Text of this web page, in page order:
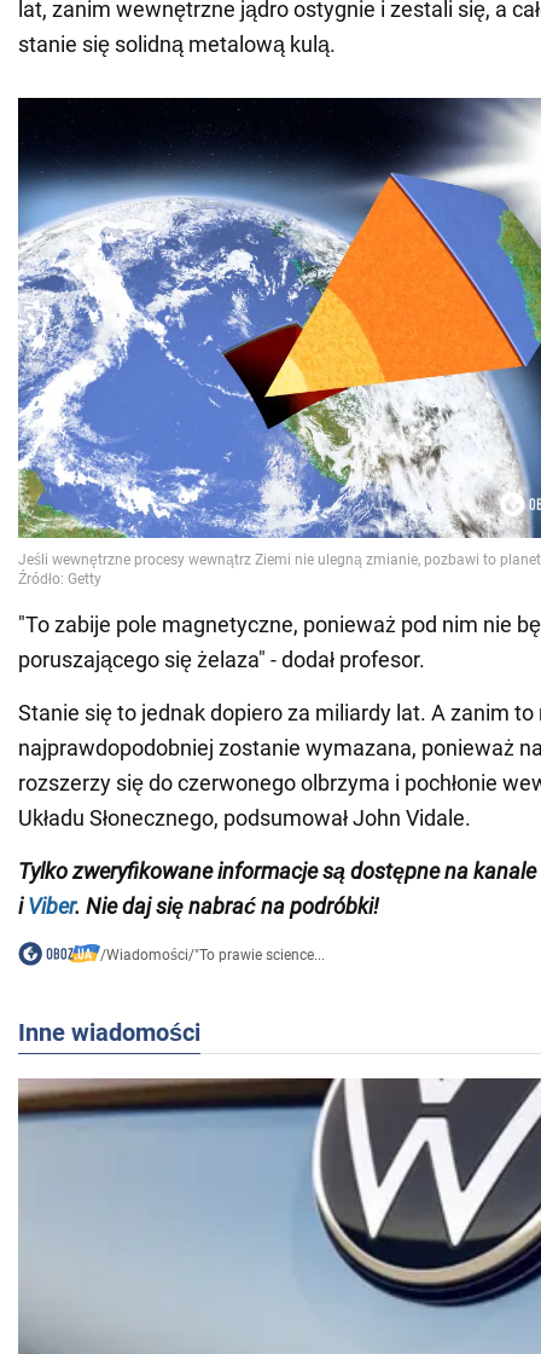
lat, zanim wewnętrzne jądro ostygnie i zestali się, a
stanie się solidną metalową kulą.
"To zabije pole magnetyczne, ponieważ pod nim nie
poruszającego się żelaza" - dodał profesor.
Stanie się to jednak dopiero za miliardy lat. A zanim
najprawdopodobniej zostanie wymazana, ponieważ
rozszerzy się do czerwonego olbrzyma i pochłonie
Układu Słonecznego, podsumował John Vidale.
Tylko zweryfikowane informacje są dostępne nakanale
iViber. Nie daj się nabrać na podróbki!
/Wiadomości/"To prawie science...
Inne wiadomości